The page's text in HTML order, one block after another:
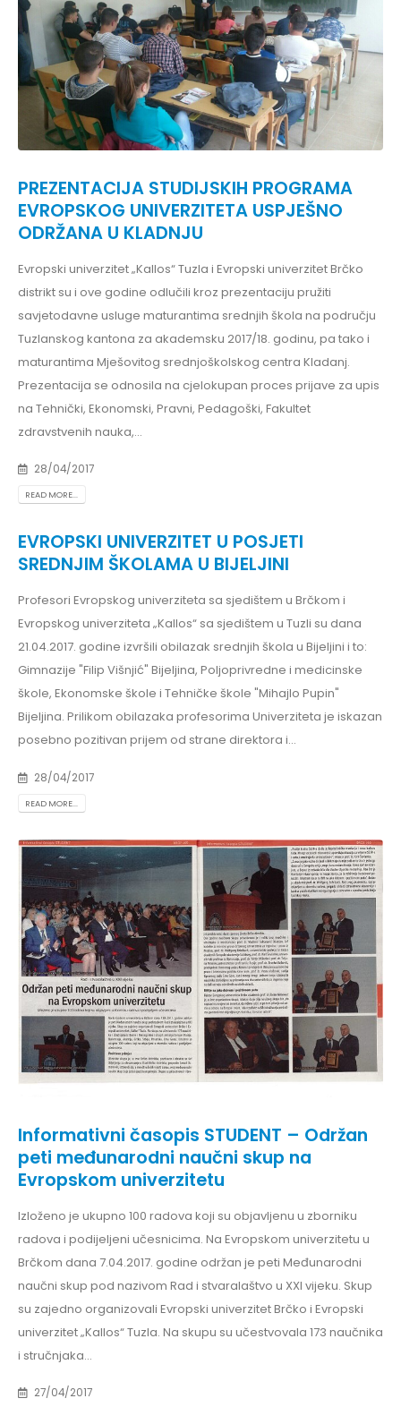
PREZENTACIJA STUDIJSKIH PROGRAMA
EVROPSKOG UNIVERZITETA USPJEŠNO
ODRŽANA U KLADNJU
Evropski univerzitet „Kallos“ Tuzla i Evropski univerzitet Brčko
distrikt su i ove godine odlučili kroz prezentaciju pružiti
savjetodavne usluge maturantima srednjih škola na području
Tuzlanskog kantona za akademsku 2017/18. godinu, pa tako i
maturantima Mješovitog srednjoškolskog centra Kladanj.
Prezentacija se odnosila na cjelokupan proces prijave za upis
na Tehnički, Ekonomski, Pravni, Pedagoški, Fakultet
zdravstvenih nauka,...
28/04/2017
READ MORE...
EVROPSKI UNIVERZITET U POSJETI
SREDNJIM ŠKOLAMA U BIJELJINI
Profesori Evropskog univerziteta sa sjedištem u Brčkom i
Evropskog univerziteta „Kallos“ sa sjedištem u Tuzli su dana
21.04.2017. godine izvršili obilazak srednjih škola u Bijeljini i to:
Gimnazije "Filip Višnjić" Bijeljina, Poljoprivredne i medicinske
škole, Ekonomske škole i Tehničke škole "Mihajlo Pupin"
Bijeljina. Prilikom obilazaka profesorima Univerziteta je iskazan
posebno pozitivan prijem od strane direktora i...
28/04/2017
READ MORE...
Informativni časopis STUDENT – Održan
peti međunarodni naučni skup na
Evropskom univerzitetu
Izloženo je ukupno 100 radova koji su objavljenu u zborniku
radova i podijeljeni učesnicima. Na Evropskom univerzitetu u
Brčkom dana 7.04.2017. godine održan je peti Međunarodni
naučni skup pod nazivom Rad i stvaralaštvo u XXI vijeku. Skup
su zajedno organizovali Evropski univerzitet Brčko i Evropski
univerzitet „Kallos“ Tuzla. Na skupu su učestvovala 173 naučnika
i stručnjaka...
27/04/2017